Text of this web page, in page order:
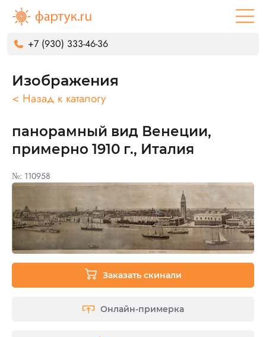
+7 (930) 333-46-36
Изображения
< Назад к каталогу
панорамный вид Венеции,
примерно 1910 г., Италия
№: 110958
Заказать скинали
Онлайн-примерка